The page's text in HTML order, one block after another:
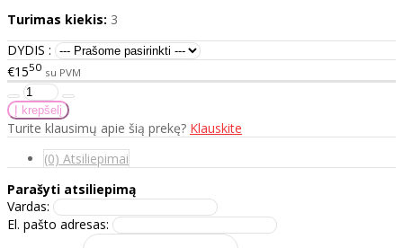
Turimas kiekis: 3
DYDIS :
€1550 su PVM
Turite klausimų apie šią prekę? Klauskite
(0) Atsiliepimai
Parašyti atsiliepimą
Vardas:
El. pašto adresas: